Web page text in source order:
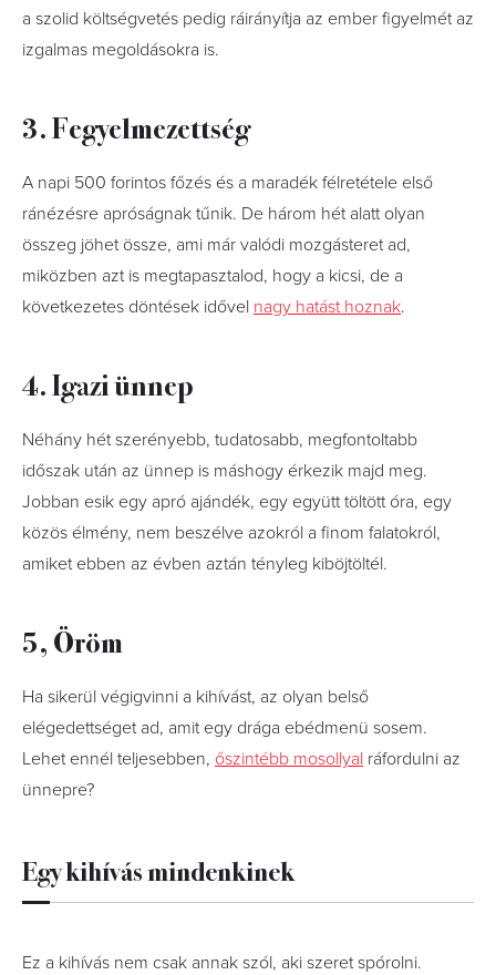
a szolid költségvetés pedig ráirányítja az ember figyelmét az
izgalmas megoldásokra is.
3. Fegyelmezettség
A napi 500 forintos főzés és a maradék félretétele első
ránézésre apróságnak tűnik. De három hét alatt olyan
összeg jöhet össze, ami már valódi mozgásteret ad,
miközben azt is megtapasztalod, hogy a kicsi, de a
következetes döntések idővel nagy hatást hoznak.
4. Igazi ünnep
Néhány hét szerényebb, tudatosabb, megfontoltabb
időszak után az ünnep is máshogy érkezik majd meg.
Jobban esik egy apró ajándék, egy együtt töltött óra, egy
közös élmény, nem beszélve azokról a finom falatokról,
amiket ebben az évben aztán tényleg kiböjtöltél.
5, Öröm
Ha sikerül végigvinni a kihívást, az olyan belső
elégedettséget ad, amit egy drága ebédmenü sosem.
Lehet ennél teljesebben, őszintébb mosollyal ráfordulni az
ünnepre?
Egy kihívás mindenkinek
Ez a kihívás nem csak annak szól, aki szeret spórolni.